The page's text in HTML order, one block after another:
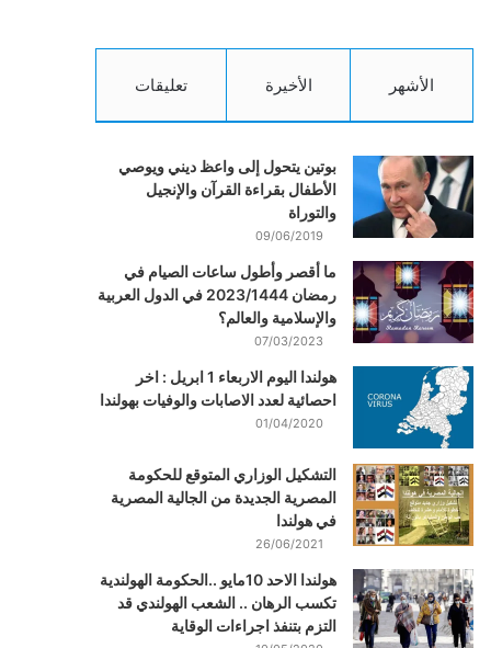
الأشهر الأخيرة تعليقات
بوتين يتحول إلى واعظ ديني ويوصي
الأطفال بقراءة القرآن والإنجيل
والتوراة
09/06/2019
ما أقصر وأطول ساعات الصيام في
رمضان 2023/1444 في الدول العربية
والإسلامية والعالم؟
07/03/2023
هولندا اليوم الاربعاء 1 ابريل : اخر
احصائية لعدد الاصابات والوفيات بهولندا
01/04/2020
التشكيل الوزاري المتوقع للحكومة
المصرية الجديدة من الجالية المصرية
في هولندا
26/06/2021
هولندا الاحد 10مايو ..الحكومة الهولندية
تكسب الرهان .. الشعب الهولندي قد
التزم بتنفذ اجراءات الوقاية